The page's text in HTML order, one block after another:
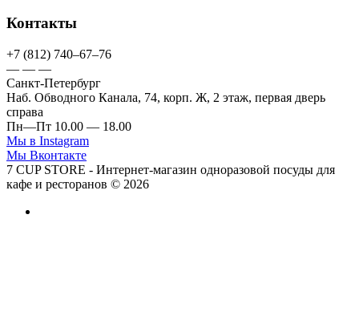
Контакты
+7 (812) 740–67–76
— — —
Санкт-Петербург
Наб. Обводного Канала, 74, корп. Ж, 2 этаж, первая дверь
справа
Пн—Пт 10.00 — 18.00
Мы в Instagram
Мы Вконтакте
7 CUP STORE - Интернет-магазин одноразовой посуды для
кафе и ресторанов © 2026